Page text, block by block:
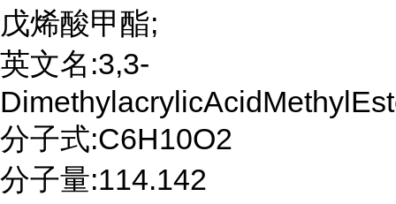
戊烯酸甲酯;
英文名:3,3-
分子式:C6H10O2
分子量:114.142